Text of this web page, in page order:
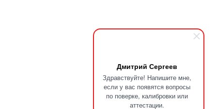
Дмитрий Сергеев
Здравствуйте! Напишите мне,
если у вас появятся вопросы
по поверке, калибровки или
аттестации.